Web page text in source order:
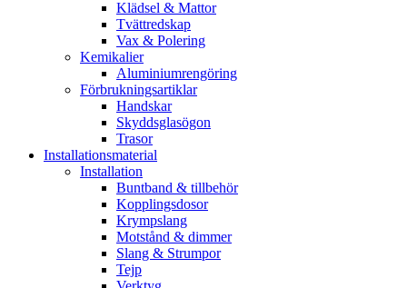
Klädsel & Mattor
Tvättredskap
Vax & Polering
Kemikalier
Aluminiumrengöring
Förbrukningsartiklar
Handskar
Skyddsglasögon
Trasor
Installationsmaterial
Installation
Buntband & tillbehör
Kopplingsdosor
Krympslang
Motstånd & dimmer
Slang & Strumpor
Tejp